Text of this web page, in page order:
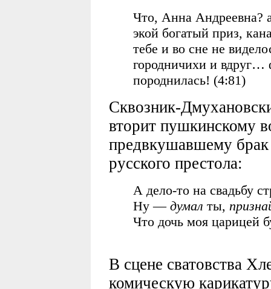
Что, Анна Андреевна?
экой богатый приз,
тебе и во сне не
городничихи и вдруг…
породнилась! (4:81)
Сквозник-
вторит пушкинскому
предвкушавшему брак
русского престола:
А дело-то на свадьбу
Ну — думал ты,
Что дочь моя царицей
В сцене сватовства
комическую